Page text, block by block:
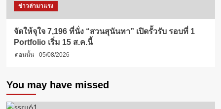
ข่าวล่ามาแรง
จัดให้จุใจ 7,196 ที่นั่ง “สวนสุนันทา” เปิดรั้วรับ รอบที่ 1
Portfolio เริ่ม 15 ส.ค.นี้
ตอนนั้น 05/08/2026
You may have missed